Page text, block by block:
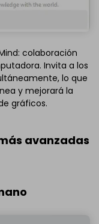
colaboración
Invita a los
lo que
y mejorará la
gráficos.
avanzadas